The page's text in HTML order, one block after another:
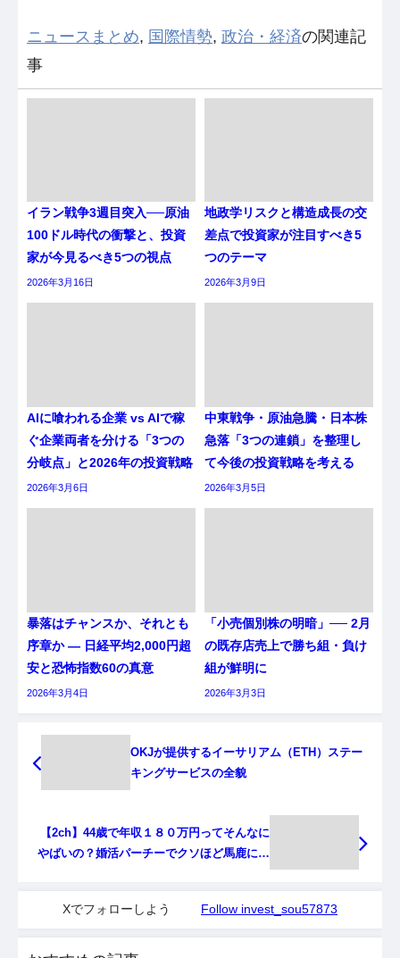
ニュースまとめ, 国際情勢, 政治・経済の関連記
事
イラン戦争3週目突入──原油
100ドル時代の衝撃と、投資
家が今見るべき5つの視点
2026年3月16日
地政学リスクと構造成長の交
差点で投資家が注目すべき5
つのテーマ
2026年3月9日
AIに喰われる企業 vs AIで稼
ぐ企業両者を分ける「3つの
分岐点」と2026年の投資戦略
2026年3月6日
中東戦争・原油急騰・日本株
急落「3つの連鎖」を整理し
て今後の投資戦略を考える
2026年3月5日
暴落はチャンスか、それとも
序章か ― 日経平均2,000円超
安と恐怖指数60の真意
2026年3月4日
「小売個別株の明暗」── 2月
の既存店売上で勝ち組・負け
組が鮮明に
2026年3月3日
OKJが提供するイーサリアム（ETH）ステー
キングサービスの全貌
【2ch】44歳で年収１８０万円ってそんなに
やばいの？婚活パーチーでクソほど馬鹿にさ
Xでフォローしよう Follow invest_sou57873